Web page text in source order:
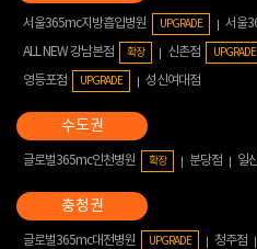
서울365mc지방흡입병원 UPGRADE 서울
ALL NEW 강남본점 확장 신촌점 UPGRADE
영등포점
UPGRADE 성신여대점
글로벌365mc인천병원 확장 분당점 일
글로벌365mc대전병원 UPGRADE 청주점